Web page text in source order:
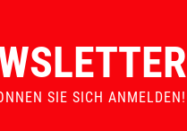
SIE SICH ANMELDEN!